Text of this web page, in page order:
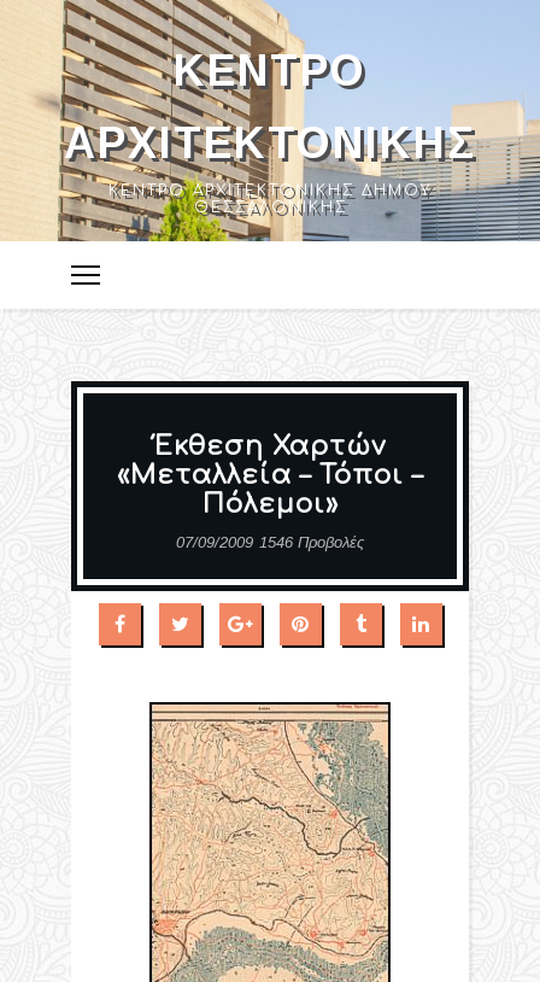
ΚΈΝΤΡΟ
ΑΡΧΙΤΕΚΤΟΝΙΚΉΣ
ΚΈΝΤΡΟ ΑΡΧΙΤΕΚΤΟΝΙΚΉΣ ΔΉΜΟΥ
ΘΕΣΣΑΛΟΝΊΚΗΣ
Έκθεση Χαρτών
«Μεταλλεία – Τόποι –
Πόλεμοι»
07/09/2009 1546 Προβολές